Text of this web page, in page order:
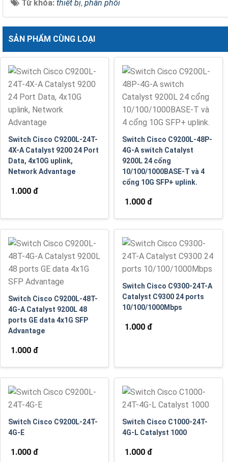
Từ khóa: thiết bị, phân phối
SẢN PHẨM CÙNG LOẠI
Switch Cisco C9200L-24T-
4X-A Catalyst 9200 24 Port
Data, 4x10G uplink,
Network Advantage
1.000 đ
Switch Cisco C9200L-48P-
4G-A switch Catalyst
9200L 24 cổng
10/100/1000BASE-T và 4
cổng 10G SFP+ uplink.
1.000 đ
Switch Cisco C9200L-48T-
4G-A Catalyst 9200L 48
ports GE data 4x1G SFP
Advantage
1.000 đ
Switch Cisco C9300-24T-A
Catalyst C9300 24 ports
10/100/1000Mbps
1.000 đ
Switch Cisco C9200L-24T-
4G-E
1.000 đ
Switch Cisco C1000-24T-
4G-L Catalyst 1000
1.000 đ